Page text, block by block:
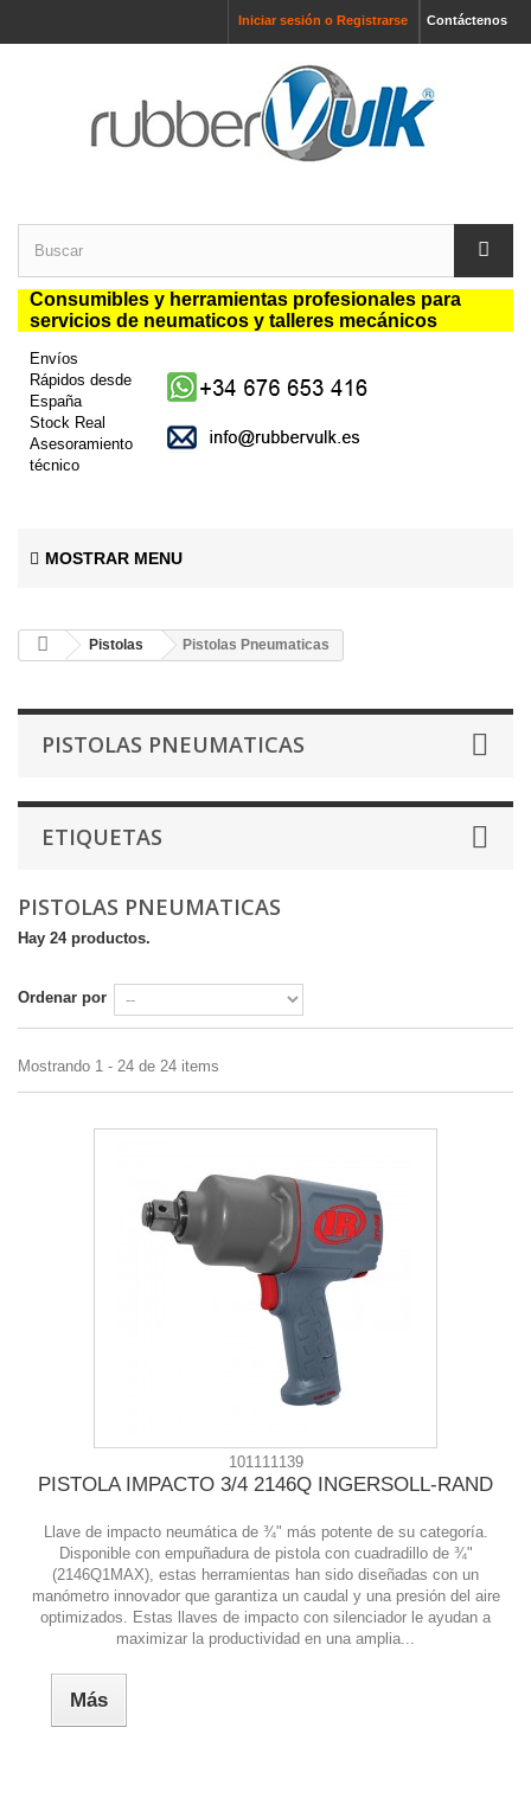
Contáctenos
Iniciar sesión o Registrarse
Consumibles y herramientas profesionales para
servicios de neumaticos y talleres mecánicos
Envíos
Rápidos desde
España
Stock Real
Asesoramiento
técnico
MOSTRAR MENU
Pistolas Pistolas Pneumaticas
PISTOLAS PNEUMATICAS
ETIQUETAS
PISTOLAS PNEUMATICAS
Hay 24 productos.
Ordenar por
Mostrando 1 - 24 de 24 items
101111139
PISTOLA IMPACTO 3/4 2146Q INGERSOLL-RAND
Llave de impacto neumática de ¾" más potente de su categoría.
Disponible con empuñadura de pistola con cuadradillo de ¾"
(2146Q1MAX), estas herramientas han sido diseñadas con un
manómetro innovador que garantiza un caudal y una presión del aire
optimizados. Estas llaves de impacto con silenciador le ayudan a
maximizar la productividad en una amplia...
Más